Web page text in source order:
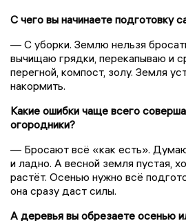
С чего вы начинаете подготовку
— С уборки. Землю нельзя
вычищаю грядки, перекапываю и
перегной, компост, золу. Земля
накормить.
Какие ошибки чаще всего
огородники?
— Бросают всё «как есть».
и ладно. А весной земля пустая,
растёт. Осенью нужно всё
она сразу даст силы.
А деревья вы обрезаете осенью